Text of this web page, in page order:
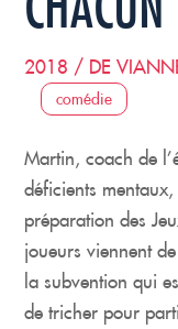
2018 / DE
comédie
Martin, coach de
déficients
préparation des
joueurs viennent
la subvention qui
de tricher pour